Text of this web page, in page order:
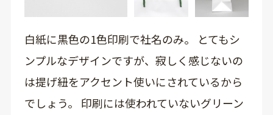
白紙に黒色の1色印刷で社名のみ。 とてもシ
ンプルなデザインですが、寂しく感じないの
は提げ紐をアクセント使いにされているから
でしょう。 印刷には使われていないグリーン